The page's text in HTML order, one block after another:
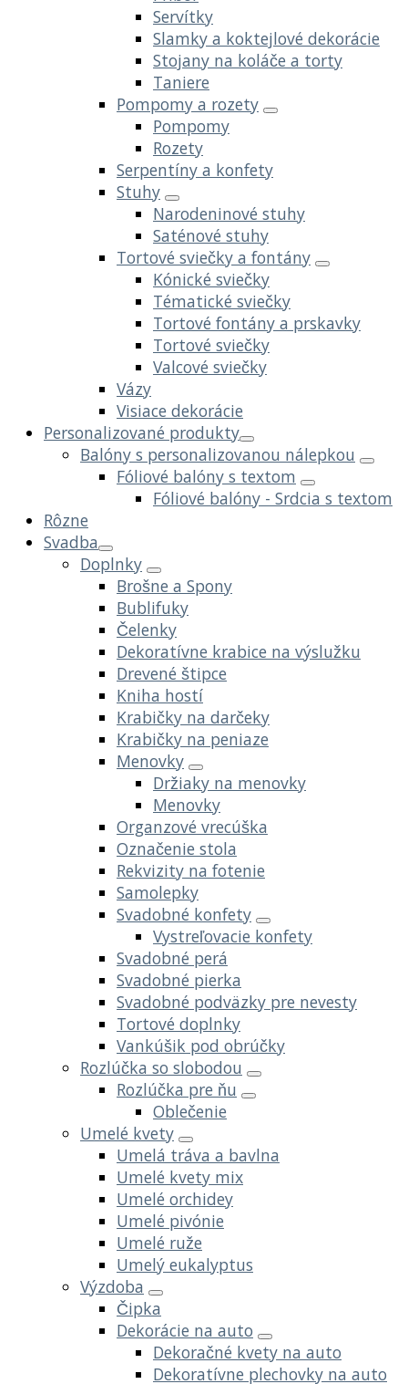
Servítky
Slamky a koktejlové dekorácie
Stojany na koláče a torty
Taniere
Pompomy a rozety
Pompomy
Rozety
Serpentíny a konfety
Stuhy
Narodeninové stuhy
Saténové stuhy
Tortové sviečky a fontány
Kónické sviečky
Tématické sviečky
Tortové fontány a prskavky
Tortové sviečky
Valcové sviečky
Vázy
Visiace dekorácie
Personalizované produkty
Balóny s personalizovanou nálepkou
Fóliové balóny s textom
Fóliové balóny - Srdcia s textom
Rôzne
Svadba
Doplnky
Brošne a Spony
Bublifuky
Čelenky
Dekoratívne krabice na výslužku
Drevené štipce
Kniha hostí
Krabičky na darčeky
Krabičky na peniaze
Menovky
Držiaky na menovky
Menovky
Organzové vrecúška
Označenie stola
Rekvizity na fotenie
Samolepky
Svadobné konfety
Vystreľovacie konfety
Svadobné perá
Svadobné pierka
Svadobné podväzky pre nevesty
Tortové doplnky
Vankúšik pod obrúčky
Rozlúčka so slobodou
Rozlúčka pre ňu
Oblečenie
Umelé kvety
Umelá tráva a bavlna
Umelé kvety mix
Umelé orchidey
Umelé pivónie
Umelé ruže
Umelý eukalyptus
Výzdoba
Čipka
Dekorácie na auto
Dekoračné kvety na auto
Dekoratívne plechovky na auto